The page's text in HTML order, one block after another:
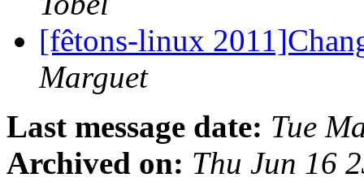
[fêtons-linux
Marguet
Last message date: Tue
Archived on: Thu Jun 16